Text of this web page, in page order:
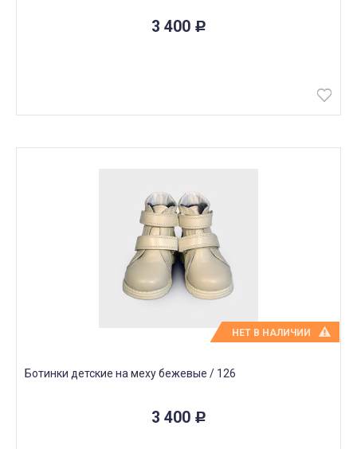
3 400 Р
Ботинки детские на меху бежевые / 126
3 400 Р
НЕТ В НАЛИЧИИ